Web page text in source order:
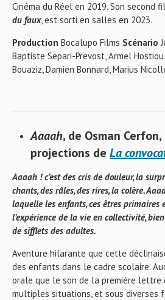
Cinéma du Réel en 2019. Son second
du faux, est sorti en salles en 2023.
Production Bocalupo Films Scénario
Baptiste Separi-Prevost, Armel Hostiou
Bouaziz, Damien Bonnard, Marius
Aaaah, de Osman
projections de La
Aaaah ! c’est des cris de douleur, la
chants, des râles, des rires, la colère.
laquelle les enfants, ces êtres primaires
l’expérience de la vie en collectivité,
de sifflets des adultes.
Aventure hilarante que cette
des enfants dans le cadre scolaire.
orale que le son de la première lettre
multiples situations, et sous diverses